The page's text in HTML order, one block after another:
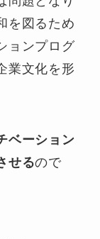
を図るため
ョンプログ
業文化を形
ベーション
せるので